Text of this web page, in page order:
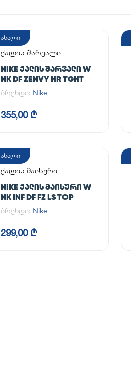
ახალი
ქალის შარვალი
NIKE ᲥᲐᲚᲘᲡ ᲨᲐᲠᲕᲐᲚᲘ W
NK DF ZENVY HR TGHT
ბრენდი: Nike
355,00 ₾
ახალი
ქალის მაისური
NIKE ᲥᲐᲚᲘᲡ ᲛᲐᲘᲡᲣᲠᲘ W
NK INF DF FZ LS TOP
ბრენდი: Nike
299,00 ₾